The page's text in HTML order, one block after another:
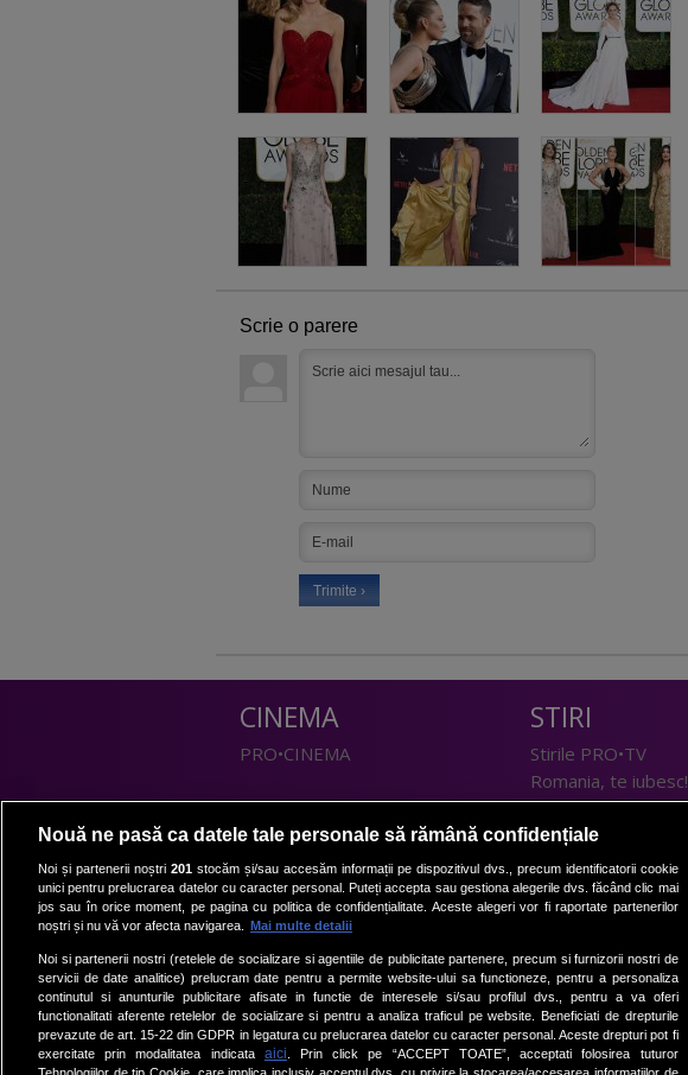
Scrie o parere
CINEMA
PRO•CINEMA
DIVERTISMENT
PRO•TV
Romanii au talent
Vocea Romaniei
Las Fierbinti
La Maruta
Apropo TV
STIRI
Stirile PRO•TV
Romania, te iubesc!
TEHNOLOGIE
I Like IT
SPORT
Sport.ro
PRO•ARENA
Nouă ne pasă ca datele tale personale să rămână confidențiale
Noi și partenerii noștri 201stocăm și/sau accesăm informații pe dispozitivul dvs., precum identificatorii cookie
unici pentru prelucrarea datelor cu caracter personal. Puteți accepta sau gestiona alegerile dvs. făcând clic mai
jos sau în orice moment, pe pagina cu politica de confidențialitate. Aceste alegeri vor fi raportate partenerilor
noștri și nu vă vor afecta navigarea.
Mai multe detalii
Noi si partenerii nostri (retelele de socializare si agentiile de publicitate partenere, precum si furnizorii nostri de
servicii de date analitice) prelucram date pentru a permite website-ului sa functioneze, pentru a personaliza
continutul si anunturile publicitare afisate in functie de interesele si/sau profilul dvs., pentru a va oferi
functionalitati aferente retelelor de socializare si pentru a analiza traficul pe website. Beneficiati de drepturile
prevazute de art. 15-22 din GDPR in legatura cu prelucrarea datelor cu caracter personal. Aceste drepturi pot fi
exercitate prin modalitatea indicata aici . Prin click pe “ACCEPT TOATE”, acceptati folosirea tuturor